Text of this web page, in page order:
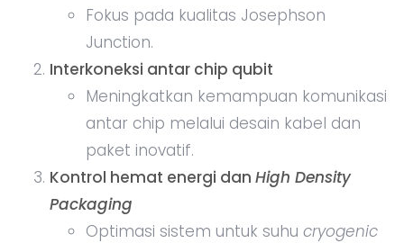
Fokus pada kualitas Josephson
Junction.
Interkoneksi antar chip qubit
Meningkatkan kemampuan komunikasi
antar chip melalui desain kabel dan
paket inovatif.
Kontrol hemat energi dan High Density
Packaging
Optimasi sistem untuk suhu cryogenic